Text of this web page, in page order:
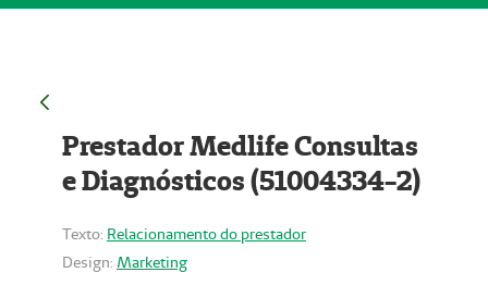
Prestador Medlife Consultas
e Diagnósticos (51004334-2)
Texto: Relacionamento do prestador
Design: Marketing